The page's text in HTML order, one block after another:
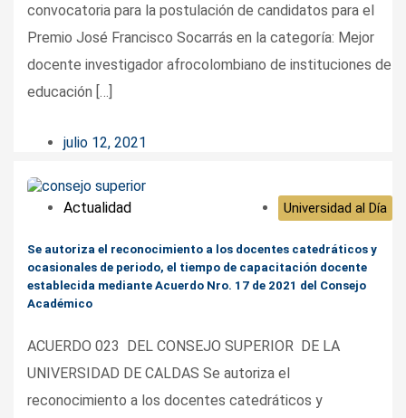
convocatoria para la postulación de candidatos para el
Premio José Francisco Socarrás en la categoría: Mejor
docente investigador afrocolombiano de instituciones de
educación […]
julio 12, 2021
Actualidad Universidad al Día
Se autoriza el reconocimiento a los docentes catedráticos y
ocasionales de periodo, el tiempo de capacitación docente
establecida mediante Acuerdo Nro. 17 de 2021 del Consejo
Académico
ACUERDO 023 DEL CONSEJO SUPERIOR DE LA
UNIVERSIDAD DE CALDAS Se autoriza el
reconocimiento a los docentes catedráticos y